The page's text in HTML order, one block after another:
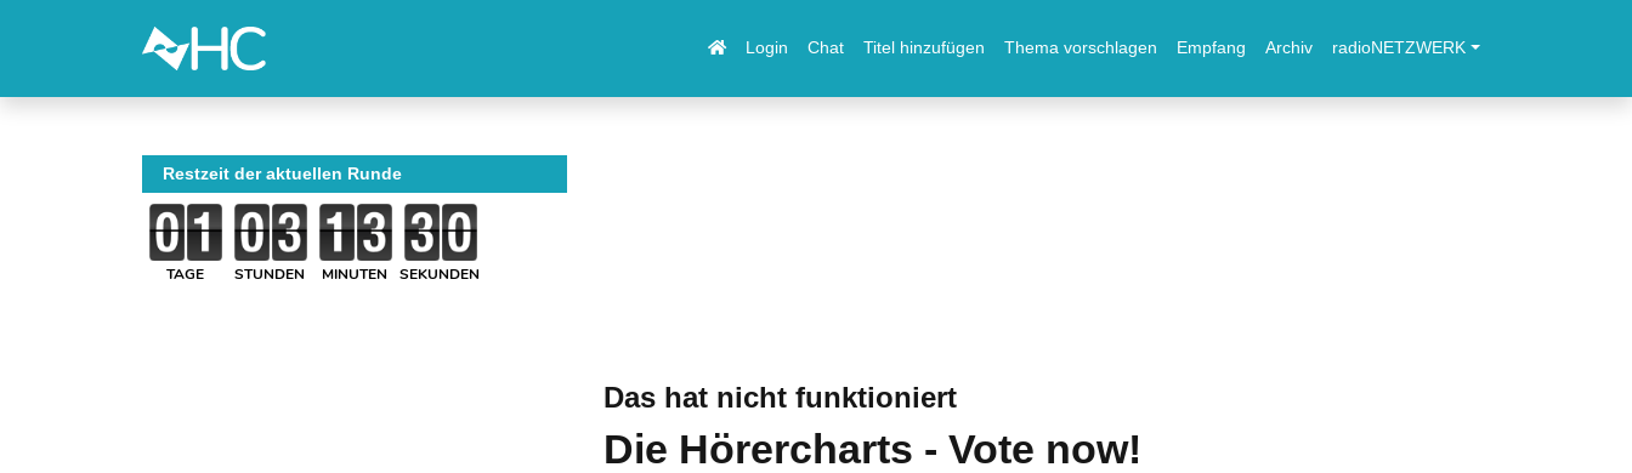
Login Chat Titel hinzufügen Thema vorschlagen Empfang Archiv radioNETZWERK
Das hat nicht funktioniert
Die Hörercharts - Vote now!
Restzeit der aktuellen Runde
TAGE STUNDEN MINUTEN SEKUNDEN